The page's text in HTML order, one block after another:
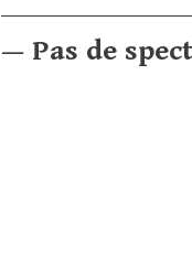
— Pas de